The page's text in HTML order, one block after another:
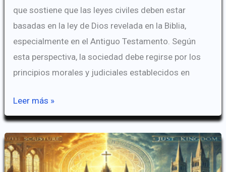
que sostiene que las leyes civiles deben estar
basadas en la ley de Dios revelada en la Biblia,
especialmente en el Antiguo Testamento. Según
esta perspectiva, la sociedad debe regirse por los
principios morales y judiciales establecidos en
La
doctrina
de
la
Teonomía
Leer más »